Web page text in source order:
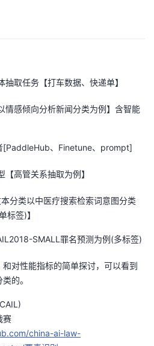
取任务【打车数据、快递单】
情感倾向分析新闻分类为例】含智能
[PaddleHub、Finetune、prompt]
高管关系抽取为例】
分类以中医疗搜索检索词意图分类
标签)】
SMALL罪名预测为例(多标签)
对性能指标的简单探讨，可以看到
的。
赛
china-ai-law-